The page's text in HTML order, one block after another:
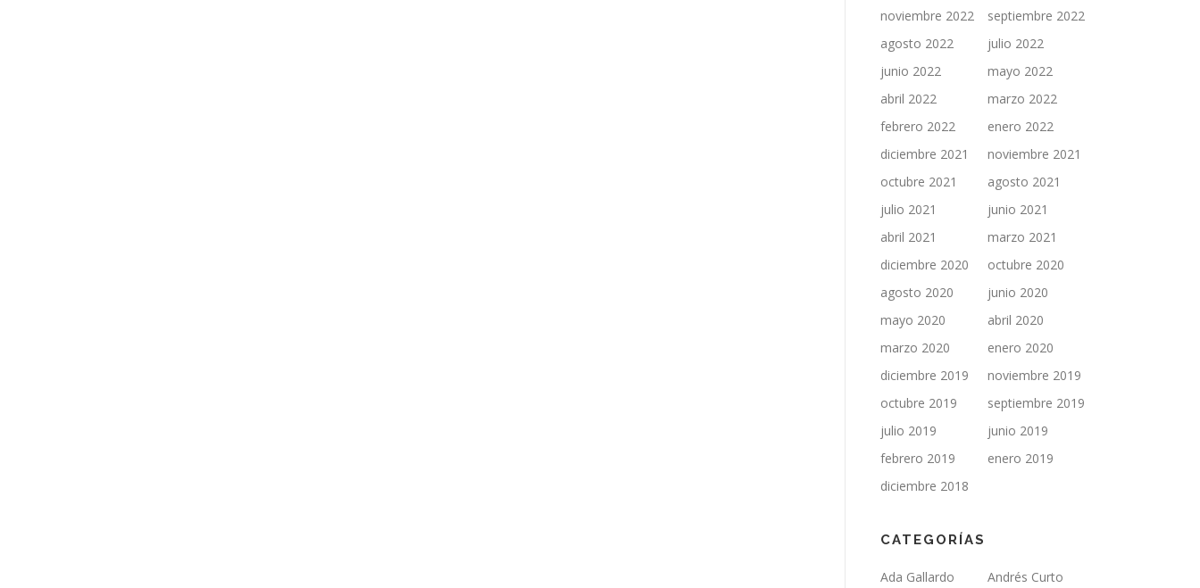
noviembre 2022
septiembre 2022
agosto 2022
julio 2022
junio 2022
mayo 2022
abril 2022
marzo 2022
febrero 2022
enero 2022
diciembre 2021
noviembre 2021
octubre 2021
agosto 2021
julio 2021
junio 2021
abril 2021
marzo 2021
diciembre 2020
octubre 2020
agosto 2020
junio 2020
mayo 2020
abril 2020
marzo 2020
enero 2020
diciembre 2019
noviembre 2019
octubre 2019
septiembre 2019
julio 2019
junio 2019
febrero 2019
enero 2019
diciembre 2018
CATEGORÍAS
Ada Gallardo
Andrés Curto